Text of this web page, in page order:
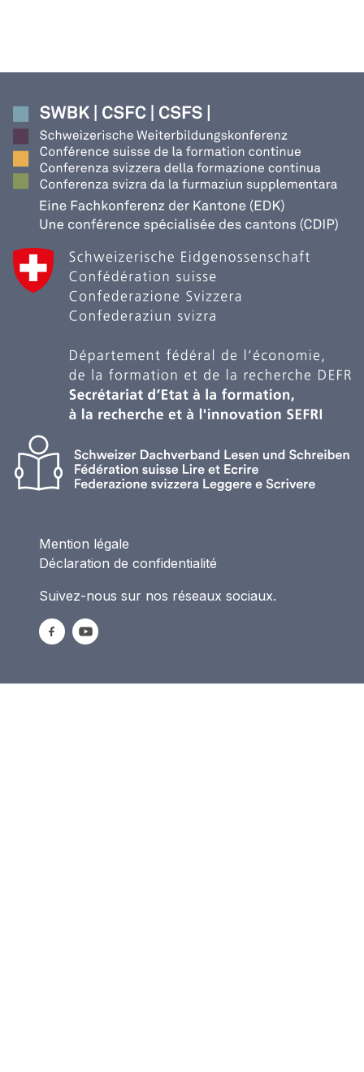
Mention légale
Déclaration de confidentialité
Suivez-nous sur nos réseaux sociaux.